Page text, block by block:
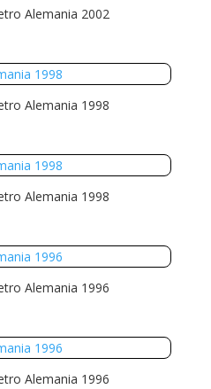
Alemania 2002
Alemania 1998
Alemania 1998
Alemania 1996
Alemania 1996